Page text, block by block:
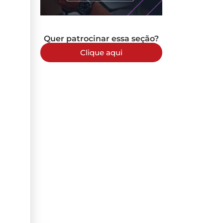
Quer patrocinar essa seção?
Clique aqui